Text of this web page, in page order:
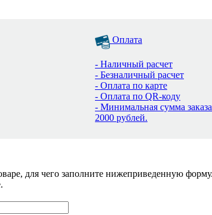
Оплата
- Наличный расчет
- Безналичный расчет
- Оплата по карте
- Оплата по QR-коду
- Минимальная сумма
2000 рублей.
для чего заполните нижеприведенную